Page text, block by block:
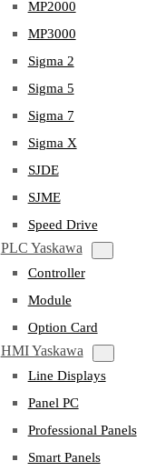
MP2000
MP3000
Sigma 2
Sigma 5
Sigma 7
Sigma X
SJDE
SJME
Speed Drive
PLC Yaskawa
Controller
Module
Option Card
HMI Yaskawa
Line Displays
Panel PC
Professional Panels
Smart Panels